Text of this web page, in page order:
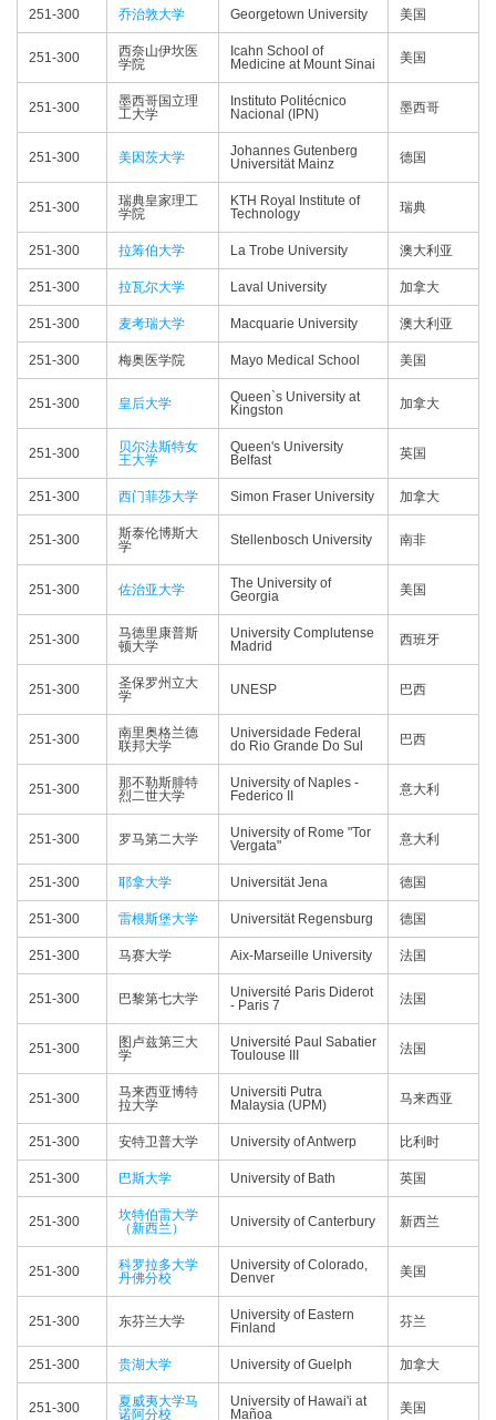
251-300 乔治敦大学 Georgetown University 美国
251-300
西奈山伊坎医
学院
Icahn School of
Medicine at Mount Sinai
美国
251-300
墨西哥国立理
工大学
Instituto Politécnico
Nacional (IPN)
墨西哥
251-300 美因茨大学
Johannes Gutenberg
Universität Mainz
德国
251-300
瑞典皇家理工
学院
KTH Royal Institute of
Technology
瑞典
251-300 拉筹伯大学 La Trobe University 澳大利亚
251-300 拉瓦尔大学 Laval University 加拿大
251-300 麦考瑞大学 Macquarie University 澳大利亚
251-300 梅奥医学院 Mayo Medical School 美国
251-300 皇后大学
Queen`s University at
Kingston
加拿大
251-300
贝尔法斯特女
王大学
Queen's University
Belfast
英国
251-300 西门菲莎大学 Simon Fraser University 加拿大
251-300
斯泰伦博斯大
学
Stellenbosch University 南非
251-300 佐治亚大学
The University of
Georgia
美国
251-300
马德里康普斯
顿大学
University Complutense
Madrid
西班牙
251-300
圣保罗州立大
学
UNESP 巴西
251-300
南里奥格兰德
联邦大学
Universidade Federal
do Rio Grande Do Sul
巴西
251-300
那不勒斯腓特
烈二世大学
University of Naples -
Federico II
意大利
251-300 罗马第二大学
University of Rome "Tor
Vergata"
意大利
251-300 耶拿大学 Universität Jena 德国
251-300 雷根斯堡大学 Universität Regensburg 德国
251-300 马赛大学 Aix-Marseille University 法国
251-300 巴黎第七大学
Université Paris Diderot
- Paris 7
法国
251-300
图卢兹第三大
学
Université Paul Sabatier
Toulouse III
法国
251-300
马来西亚博特
拉大学
Universiti Putra
Malaysia (UPM)
马来西亚
251-300 安特卫普大学 University of Antwerp 比利时
251-300 巴斯大学 University of Bath 英国
251-300
坎特伯雷大学
（新西兰）
University of Canterbury 新西兰
251-300
科罗拉多大学
丹佛分校
University of Colorado,
Denver
美国
251-300 东芬兰大学
University of Eastern
Finland
芬兰
251-300 贵湖大学 University of Guelph 加拿大
251-300
夏威夷大学马
诺阿分校
University of Hawai'i at
Mañoa
美国